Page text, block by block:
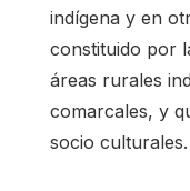
indígena y en
constituido por
áreas rurales
comarcales, y
socio culturales.